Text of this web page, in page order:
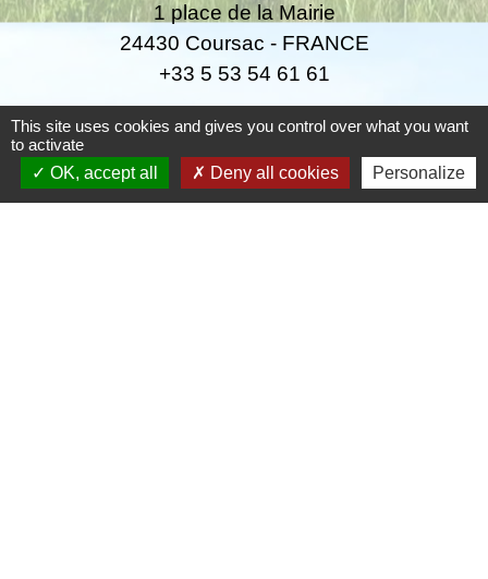
1 place de la Mairie
24430 Coursac - FRANCE
+33 5 53 54 61 61
Téléphone pour les urgences uniquement en
dehors des horaires d'ouverture de la mairie
06.25.42.48.37
This site uses cookies and gives you control over what you want
to activate
OK, accept all
Deny all cookies Personalize